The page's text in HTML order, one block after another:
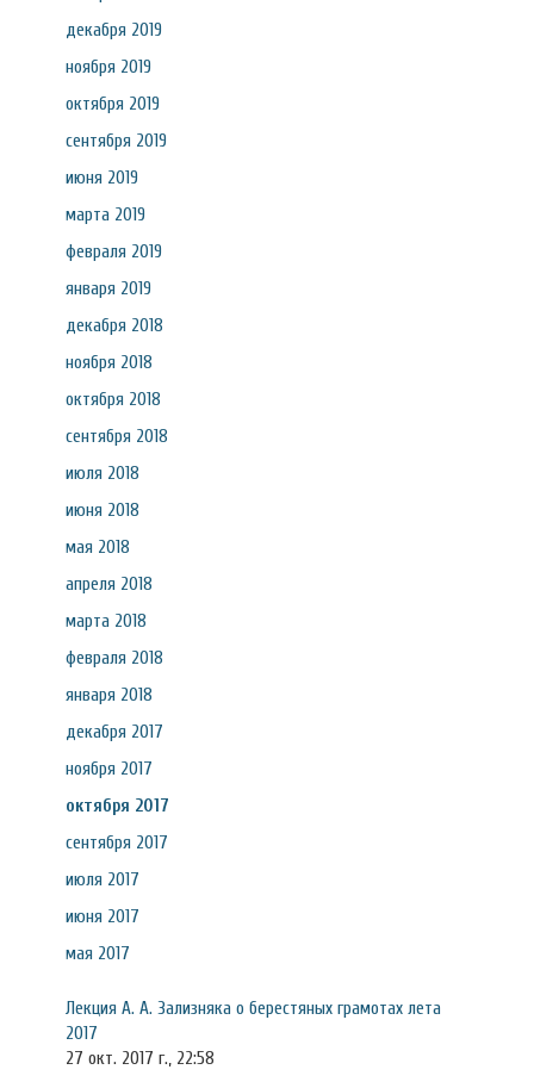
декабря 2019
ноября 2019
октября 2019
сентября 2019
июня 2019
марта 2019
февраля 2019
января 2019
декабря 2018
ноября 2018
октября 2018
сентября 2018
июля 2018
июня 2018
мая 2018
апреля 2018
марта 2018
февраля 2018
января 2018
декабря 2017
ноября 2017
октября 2017
сентября 2017
июля 2017
июня 2017
мая 2017
Лекция А. А. Зализняка о берестяных грамотах лета
2017
27 окт. 2017 г., 22:58